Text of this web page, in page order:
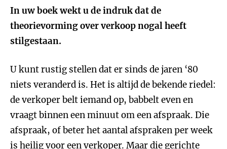
In uw boek wekt u de indruk dat de
theorievorming over verkoop nogal heeft
stilgestaan.
U kunt rustig stellen dat er sinds de jaren ‘80
niets veranderd is. Het is altijd de bekende riedel:
de verkoper belt iemand op, babbelt even en
vraagt binnen een minuut om een afspraak. Die
afspraak, of beter het aantal afspraken per week
is heilig voor een verkoper. Maar die gerichte